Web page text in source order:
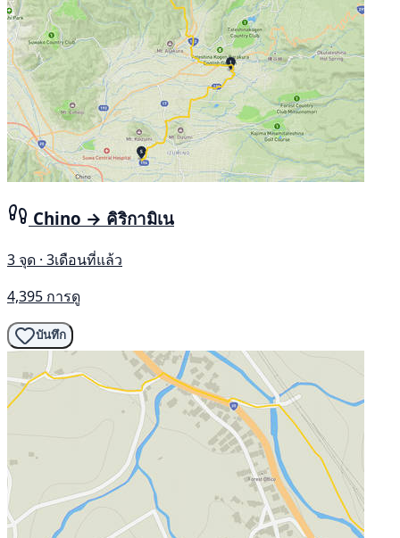
Chino → คิริกามิเน
3 จุด · 3เดือนที่แล้ว
4,395 การดู
บันทึก